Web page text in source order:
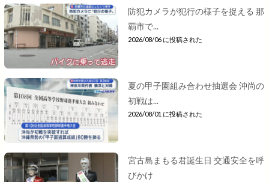
防犯カメラが犯行の様子を捉える 那
覇市で...
2026/08/06 に投稿された
夏の甲子園組み合わせ抽選会 沖尚の
初戦は...
2026/08/01 に投稿された
宮古島まもる君誕生日 交通安全を呼
びかけ